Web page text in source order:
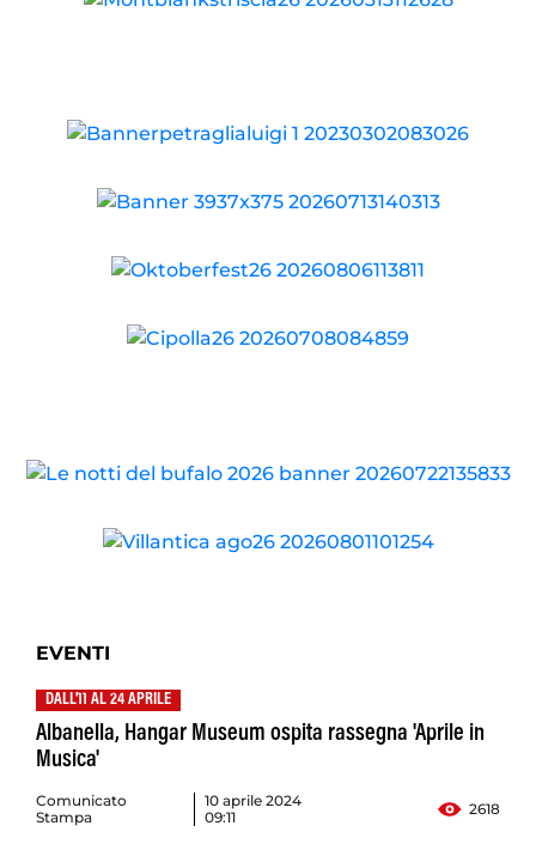
EVENTI
DALL'11 AL 24 APRILE
Albanella, Hangar Museum ospita rassegna 'Aprile in
Musica'
Comunicato
Stampa
10 aprile 2024
09:11
2618